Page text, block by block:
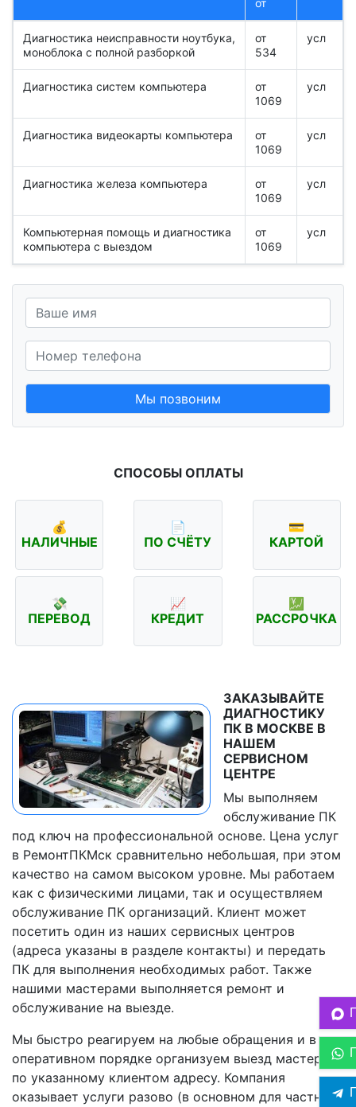
от
Диагностика неисправности ноутбука,
моноблока с полной разборкой
от
534
усл
Диагностика систем компьютера
от
1069
усл
Диагностика видеокарты компьютера
от
1069
усл
Диагностика железа компьютера
от
1069
усл
Компьютерная помощь и диагностика
компьютера с выездом
от
1069
усл
Мы позвоним
СПОСОБЫ ОПЛАТЫ
💰
НАЛИЧНЫЕ
📄
ПО СЧЁТУ
💳
КАРТОЙ
💸
ПЕРЕВОД
📈
КРЕДИТ
💹
РАССРОЧКА
ЗАКАЗЫВАЙТЕ
ДИАГНОСТИКУ
ПК В МОСКВЕ В
НАШЕМ
СЕРВИСНОМ
ЦЕНТРЕ
Мы выполняем
обслуживание ПК
под ключ на профессиональной основе. Цена услуг
в РемонтПКМск сравнительно небольшая, при этом
качество на самом высоком уровне. Мы работаем
как с физическими лицами, так и осуществляем
обслуживание ПК организаций. Клиент может
посетить один из наших сервисных центров
(адреса указаны в разделе контакты) и передать
ПК для выполнения необходимых работ. Также
нашими мастерами выполняется ремонт и
обслуживание на выезде.
Мы быстро реагируем на любые обращения и в
оперативном порядке организуем выезд мастера
по указанному клиентом адресу. Компания
оказывает услуги разово (в основном для частных